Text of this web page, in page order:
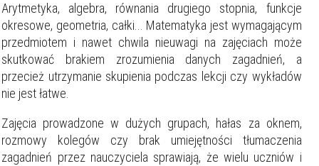
Arytmetyka, algebra, równania drugiego stopnia, funkcje
okresowe, geometria, całki... Matematyka jest wymagającym
przedmiotem i nawet chwila nieuwagi na zajęciach może
skutkować brakiem zrozumienia danych zagadnień, a
przecież utrzymanie skupienia podczas lekcji czy wykładów
nie jest łatwe.
Zajęcia prowadzone w dużych grupach, hałas za oknem,
rozmowy kolegów czy brak umiejętności tłumaczenia
zagadnień przez nauczyciela sprawiają, że wielu uczniów i